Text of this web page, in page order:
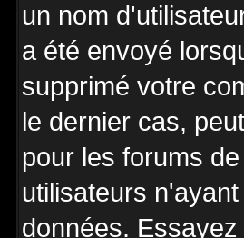
un nom
a été envoyé
supprimé votre
le dernier cas,
pour les forums
utilisateurs
données.